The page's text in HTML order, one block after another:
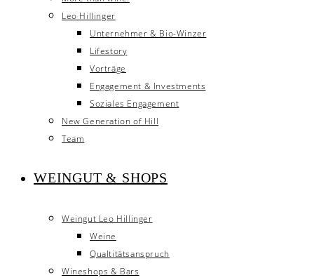
Leo Hillinger
Unternehmer & Bio-Winzer
Lifestory
Vorträge
Engagement & Investments
Soziales Engagement
New Generation of Hill
Team
WEINGUT & SHOPS
Weingut Leo Hillinger
Weine
Qualtitätsanspruch
Wineshops & Bars